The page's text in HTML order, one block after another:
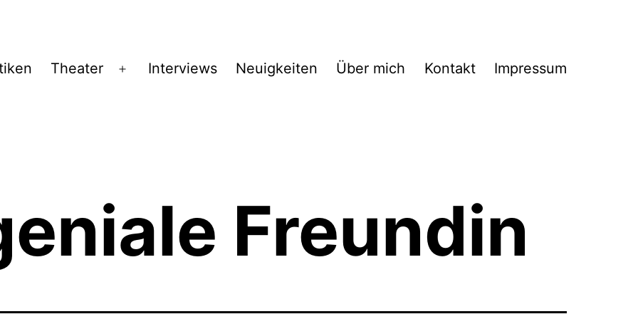
Theater
Menü
Interviews Neuigkeiten Über mich Kontakt Impressum
Freundin